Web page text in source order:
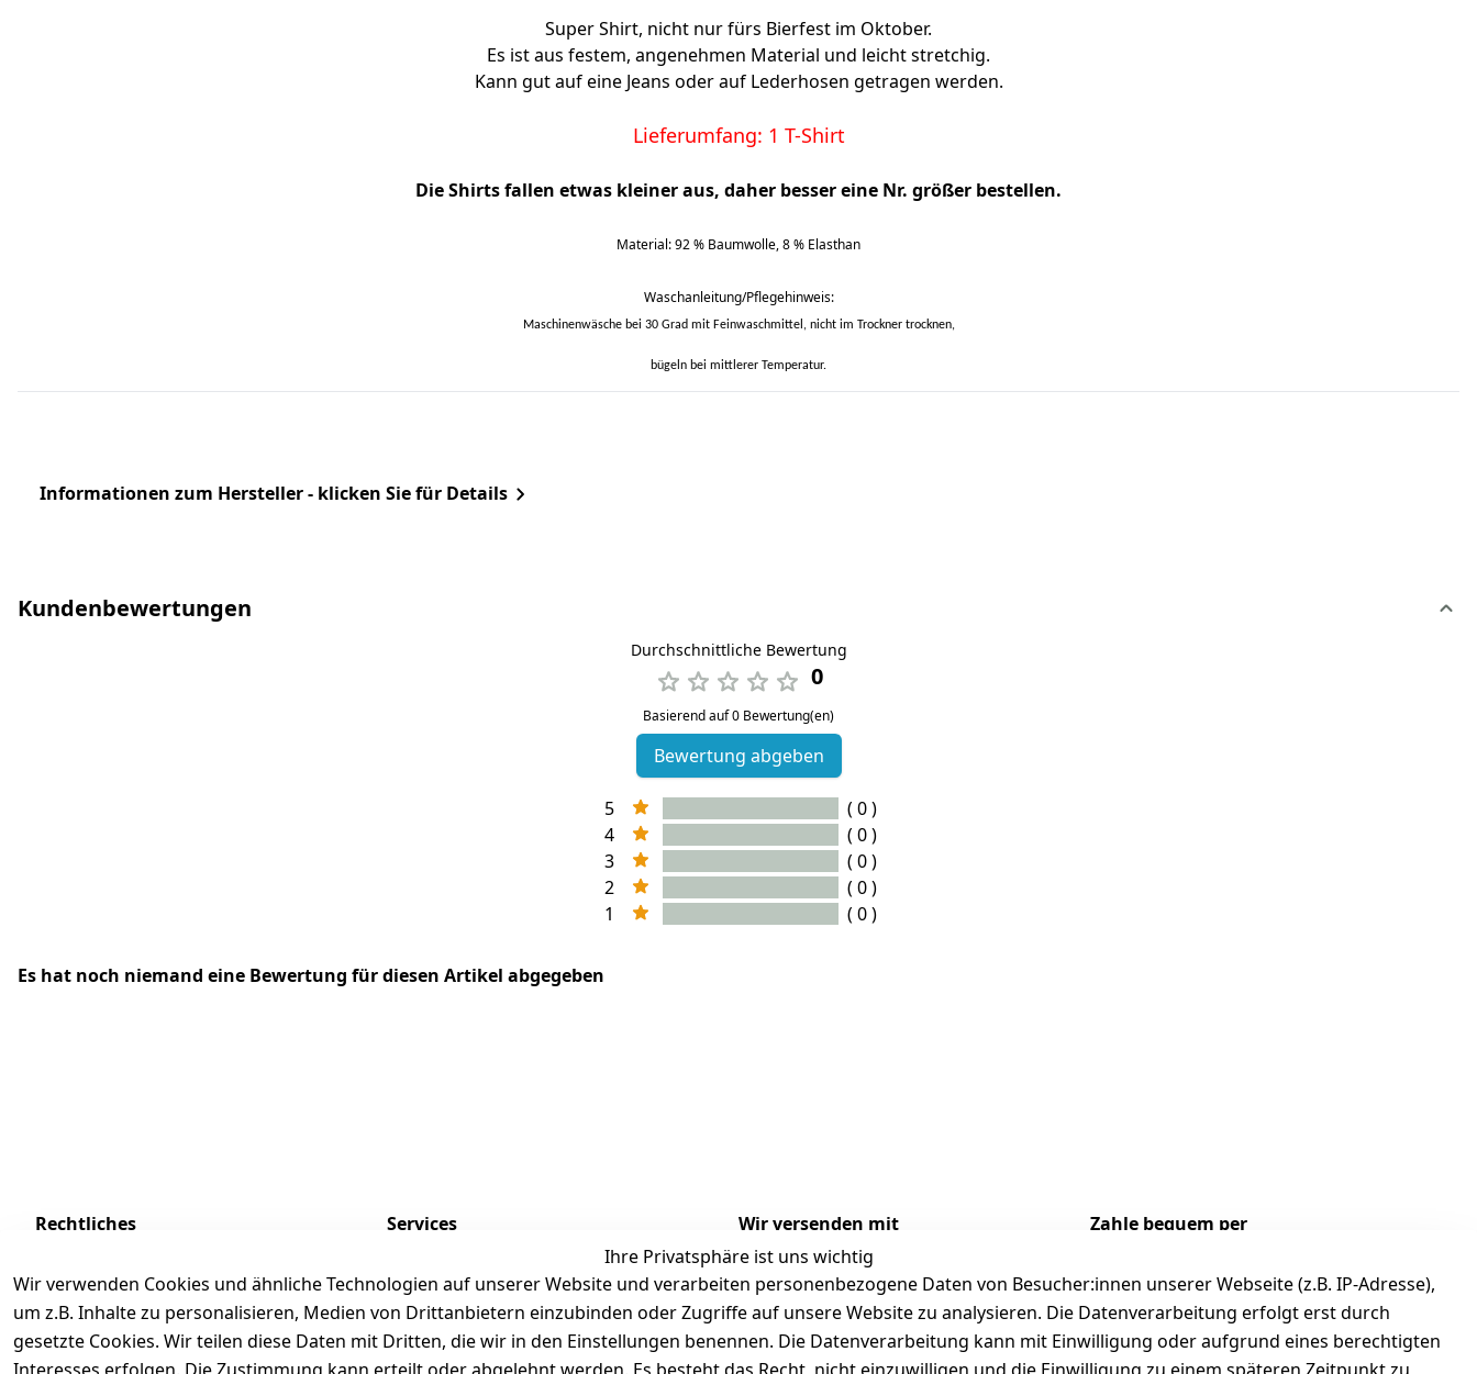
Super Shirt, nicht nur fürs Bierfest im Oktober.
Es ist aus festem, angenehmen Material und leicht stretchig.
Kann gut auf eine Jeans oder auf Lederhosen getragen werden.
Lieferumfang: 1 T-Shirt
Die Shirts fallen etwas kleiner aus, daher besser eine Nr. größer bestellen.
Material: 92 % Baumwolle, 8 % Elasthan
Waschanleitung/Pflegehinweis:
Maschinenwäsche bei 30 Grad mit Feinwaschmittel, nicht im Trockner trocknen,
bügeln bei mittlerer Temperatur.
Informationen zum Hersteller - klicken Sie für Details
Kundenbewertungen
Durchschnittliche Bewertung
0
Basierend auf 0 Bewertung(en)
Bewertung abgeben
5
( 0 )
4
( 0 )
3
( 0 )
2
( 0 )
1
( 0 )
Es hat noch niemand eine Bewertung für diesen Artikel abgegeben
Ihre Privatsphäre ist uns wichtig
Wir verwenden Cookies und ähnliche Technologien auf unserer Website und verarbeiten personenbezogene Daten von Besucher:innen unserer Webseite (z.B. IP-Adresse),
um z.B. Inhalte zu personalisieren, Medien von Drittanbietern einzubinden oder Zugriffe auf unsere Website zu analysieren. Die Datenverarbeitung erfolgt erst durch
gesetzte Cookies. Wir teilen diese Daten mit Dritten, die wir in den Einstellungen benennen. Die Datenverarbeitung kann mit Einwilligung oder aufgrund eines berechtigten
Rechtliches
Impressum
Datenschutzerklärung
Services
Registrieren
Zahlung und Versand
Wir versenden mit
Folgt uns gern auf
Zahle bequem per